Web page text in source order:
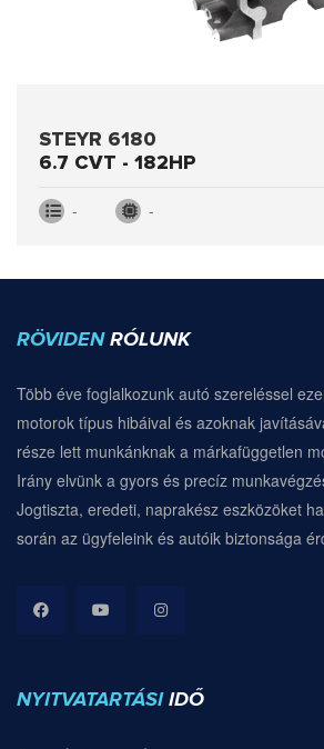
STEYR 6180
6.7 CVT - 182HP
- -
RÖVIDEN RÓLUNK
Több éve foglalkozunk autó szereléssel
motorok típus hibáival és azoknak
része lett munkánknak a márkafüggetlen
Irány elvünk a gyors és precíz
Jogtiszta, eredeti, naprakész eszközöket
során az ügyfeleink és autóik biztonsága
NYITVATARTÁSI IDŐ